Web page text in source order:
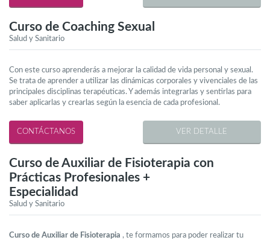
Curso de Coaching Sexual
Salud y Sanitario
Con este curso aprenderás a mejorar la calidad de vida personal y sexual.
Se trata de aprender a utilizar las dinámicas corporales y vivenciales de las
principales disciplinas terapéuticas. Y además integrarlas y sentirlas para
saber aplicarlas y crearlas según la esencia de cada profesional.
VER DETALLE
Curso de Auxiliar de Fisioterapia con
Prácticas Profesionales +
Especialidad
Salud y Sanitario
Curso de Auxiliar de Fisioterapia , te formamos para poder realizar tu